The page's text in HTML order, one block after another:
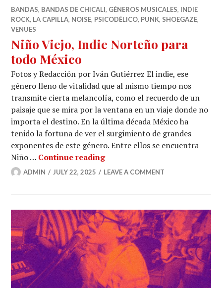
BANDAS, BANDAS DE CHICALI, GÉNEROS MUSICALES, INDIE
ROCK, LA CAPILLA, NOISE, PSICODÉLICO, PUNK, SHOEGAZE,
VENUES
Niño Viejo, Indie Norteño para
todo México
Fotos y Redacción por Iván Gutiérrez El indie, ese
género lleno de vitalidad que al mismo tiempo nos
transmite cierta melancolía, como el recuerdo de un
paisaje que se mira por la ventana en un viaje donde no
importa el destino. En la última década México ha
tenido la fortuna de ver el surgimiento de grandes
exponentes de este género. Entre ellos se encuentra
Niño … Continue readingNiño Viejo, Indie Norteño
ADMIN JULY 22, 2025 LEAVE A COMMENT